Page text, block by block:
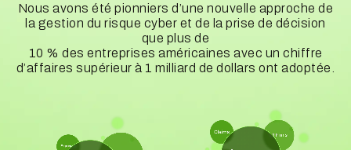
Nous avons été pionniers d’une nouvelle approche de
la gestion du risque cyber et de la prise de décision
que plus de
10 % des entreprises américaines avec un chiffre
d’affaires supérieur à 1 milliard de dollars ont adoptée.